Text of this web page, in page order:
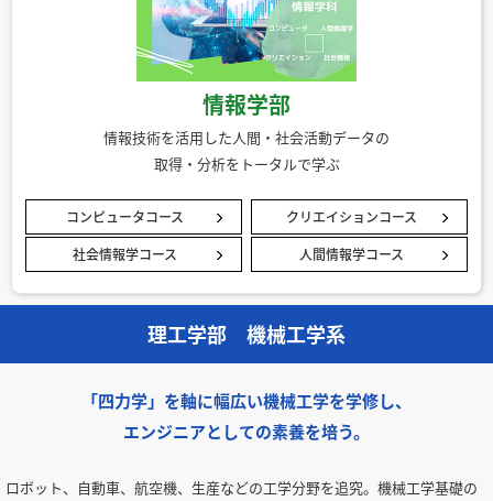
情報学部
情報技術を活用した人間・社会活動データの
取得・分析をトータルで学ぶ
コンピュータコース
クリエイションコース
社会情報学コース
人間情報学コース
理工学部 機械工学系
「四力学」を軸に幅広い機械工学を学修し、
エンジニアとしての素養を培う。
ロボット、自動車、航空機、生産などの工学分野を追究。機械工学基礎の